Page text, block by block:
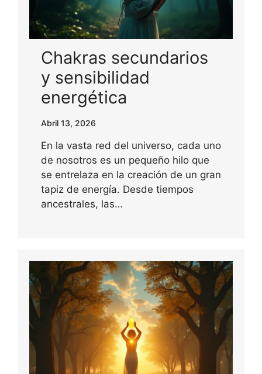
Chakras secundarios
y sensibilidad
energética
Abril 13, 2026
En la vasta red del universo, cada uno
de nosotros es un pequeño hilo que
se entrelaza en la creación de un gran
tapiz de energía. Desde tiempos
ancestrales, las…